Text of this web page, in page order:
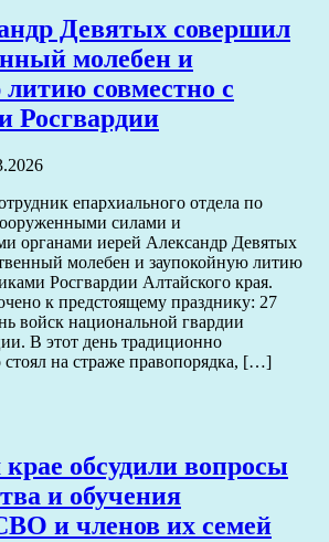
Девятых совершил
молебен и
совместно с
Росгвардии
епархиального отдела по
силами и
органами иерей Александр Девятых
молебен и заупокойную литию
Росгвардии Алтайского края.
к предстоящему празднику: 27
войск национальной гвардии
В этот день традиционно
на страже правопорядка, […]
обсудили вопросы
и обучения
и членов их семей